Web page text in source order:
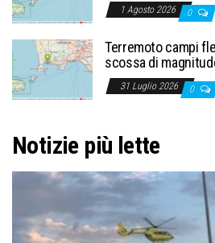
1 Agosto 2026 0
Terremoto campi
scossa di
31 Luglio 2026 0
Notizie più lette